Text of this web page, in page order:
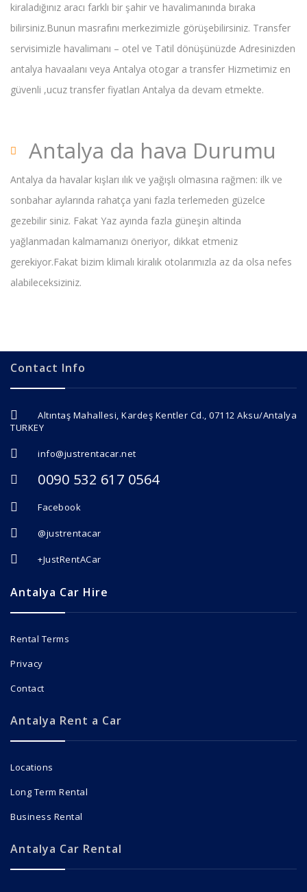
kiraladığınız aracı farklı bir şahir ve havalimanında bıraka
bilirsiniz.Bunun masrafını merkezimizle görüşebilirsiniz. Transfer
servisimizle havalimanı – otel ve Tatil dönüşünüzde Adresinizden
antalya havaalanı veya Antalya otogar a transfer Hizmetimiz en
güvenli ,ucuz transfer fiyatları Antalya da devam etmekte.
Antalya da hava Durumu
Antalya da havalar kışları ılık ve yağışlı olmasına rağmen: ilk ve
sonbahar aylarında rahatça yani fazla terlemeden güzelce
gezebilir siniz. Fakat Yaz ayında fazla güneşin altinda
yağlanmadan kalmamanızı öneriyor, dikkat etmeniz
gerekiyor.Fakat bizim klimalı kiralık otolarımızla az da olsa nefes
alabileceksiziniz.
Contact Info
Altıntaş Mahallesi, Kardeş Kentler Cd., 07112 Aksu/Antalya
TURKEY
info@justrentacar.net
0090 532 617 0564
Facebook
@justrentacar
+JustRentACar
Antalya Car Hire
Rental Terms
Privacy
Contact
Antalya Rent a Car
Locations
Long Term Rental
Business Rental
Antalya Car Rental